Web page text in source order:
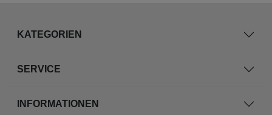
KATEGORIEN
SERVICE
INFORMATIONEN